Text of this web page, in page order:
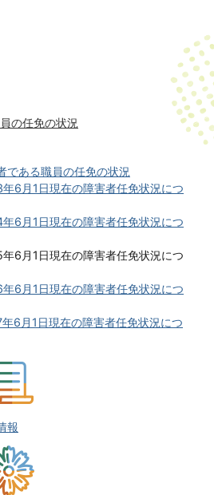
の任免の状況
である職員の任免の状況
6月1日現在の障害者任免状況につ
6月1日現在の障害者任免状況につ
6月1日現在の障害者任免状況につ
6月1日現在の障害者任免状況につ
6月1日現在の障害者任免状況につ
報